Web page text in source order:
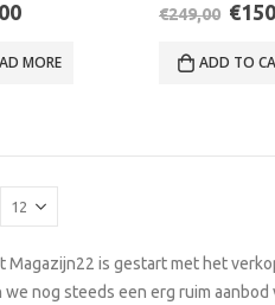
MORE
€249,00
was:
€
ADD TO
Magazijn22 is gestart met het
we nog steeds een erg ruim